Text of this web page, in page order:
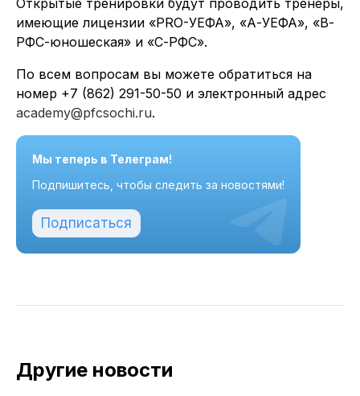
Открытые тренировки будут проводить тренеры,
имеющие лицензии «PRO-УЕФА», «А-УЕФА», «В-
РФС-юношеская» и «С-РФС».
По всем вопросам вы можете обратиться на
номер +7 (862) 291-50-50 и электронный адрес
academy@pfcsochi.ru.
Мы теперь в Телеграм!
Подпишитесь, чтобы следить за новостями!
Подписаться
Другие новости